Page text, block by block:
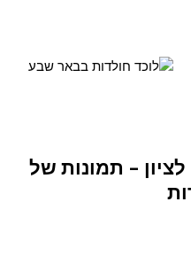
- תמונות של